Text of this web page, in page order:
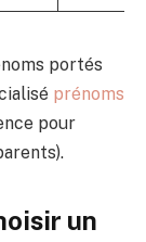
portés
prénoms
pour
un